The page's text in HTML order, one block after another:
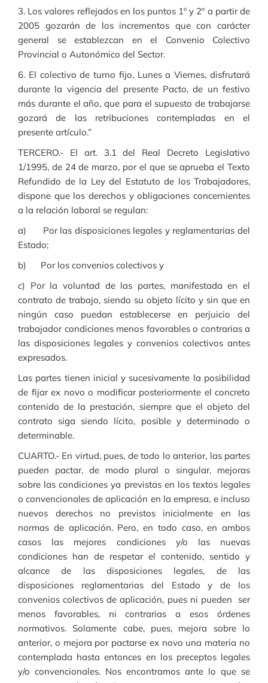
3. Los valores reflejados en los puntos 1º y 2º a partir de
2005 gozarán de los incrementos que con carácter
general se establezcan en el Convenio Colectivo
Provincial o Autonómico del Sector.
6. El colectivo de turno fijo, Lunes a Viernes, disfrutará
durante la vigencia del presente Pacto, de un festivo
más durante el año, que para el supuesto de trabajarse
gozará de las retribuciones contempladas en el
presente artículo.”
TERCERO.- El art. 3.1 del Real Decreto Legislativo
1/1995, de 24 de marzo, por el que se aprueba el Texto
Refundido de la Ley del Estatuto de los Trabajadores,
dispone que los derechos y obligaciones concernientes
a la relación laboral se regulan:
a) Por las disposiciones legales y reglamentarias del
Estado;
b) Por los convenios colectivos y
c) Por la voluntad de las partes, manifestada en el
contrato de trabajo, siendo su objeto lícito y sin que en
ningún caso puedan establecerse en perjuicio del
trabajador condiciones menos favorables o contrarias a
las disposiciones legales y convenios colectivos antes
expresados.
Las partes tienen inicial y sucesivamente la posibilidad
de fijar ex novo o modificar posteriormente el concreto
contenido de la prestación, siempre que el objeto del
contrato siga siendo lícito, posible y determinado o
determinable.
CUARTO.- En virtud, pues, de todo lo anterior, las partes
pueden pactar, de modo plural o singular, mejoras
sobre las condiciones ya previstas en los textos legales
o convencionales de aplicación en la empresa, e incluso
nuevos derechos no previstos inicialmente en las
normas de aplicación. Pero, en todo caso, en ambos
casos las mejores condiciones y/o las nuevas
condiciones han de respetar el contenido, sentido y
alcance de las disposiciones legales, de las
disposiciones reglamentarias del Estado y de los
convenios colectivos de aplicación, pues ni pueden ser
menos favorables, ni contrarias a esos órdenes
normativos. Solamente cabe, pues, mejora sobre lo
anterior, o mejora por pactarse ex novo una materia no
contemplada hasta entonces en los preceptos legales
y/o convencionales. Nos encontramos ante lo que se